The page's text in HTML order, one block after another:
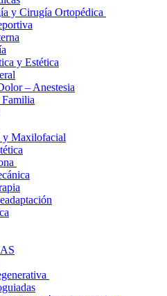
y Cirugía Ortopédica
y Estética
– Anestesia
y Maxilofacial